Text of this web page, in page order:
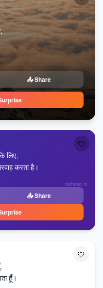
📤 Share
🤍
लिए,
करता है।
📤 Share
redheart.in
🤍
हूँ।